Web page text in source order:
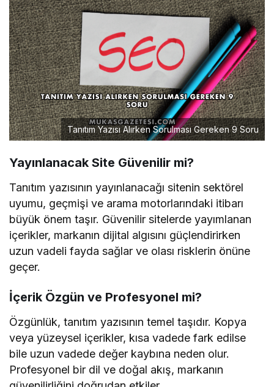
Tanıtım Yazısı Alırken Sorulması Gereken 9 Soru
Yayınlanacak Site Güvenilir mi?
Tanıtım yazısının yayınlanacağı sitenin sektörel
uyumu, geçmişi ve arama motorlarındaki itibarı
büyük önem taşır. Güvenilir sitelerde yayımlanan
içerikler, markanın dijital algısını güçlendirirken
uzun vadeli fayda sağlar ve olası risklerin önüne
geçer.
İçerik Özgün ve Profesyonel mi?
Özgünlük, tanıtım yazısının temel taşıdır. Kopya
veya yüzeysel içerikler, kısa vadede fark edilse
bile uzun vadede değer kaybına neden olur.
Profesyonel bir dil ve doğal akış, markanın